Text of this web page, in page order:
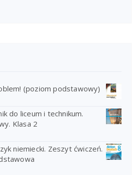
(poziom podstawowy)
do liceum i technikum.
Klasa 2
niemiecki. Zeszyt ćwiczeń.